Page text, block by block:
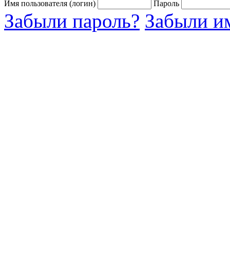
Имя пользователя (логин) Пароль
Забыли пароль? Забыли